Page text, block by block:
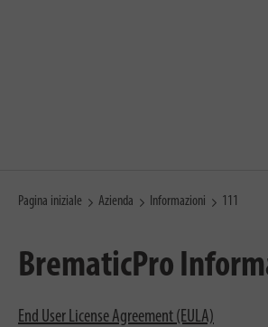
Pagina iniziale Azienda Informazioni 111
BrematicPro
End User License Agreement (EULA)